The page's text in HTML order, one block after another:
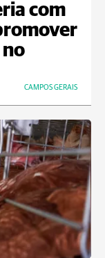
com
no
CAMPOS GERAIS